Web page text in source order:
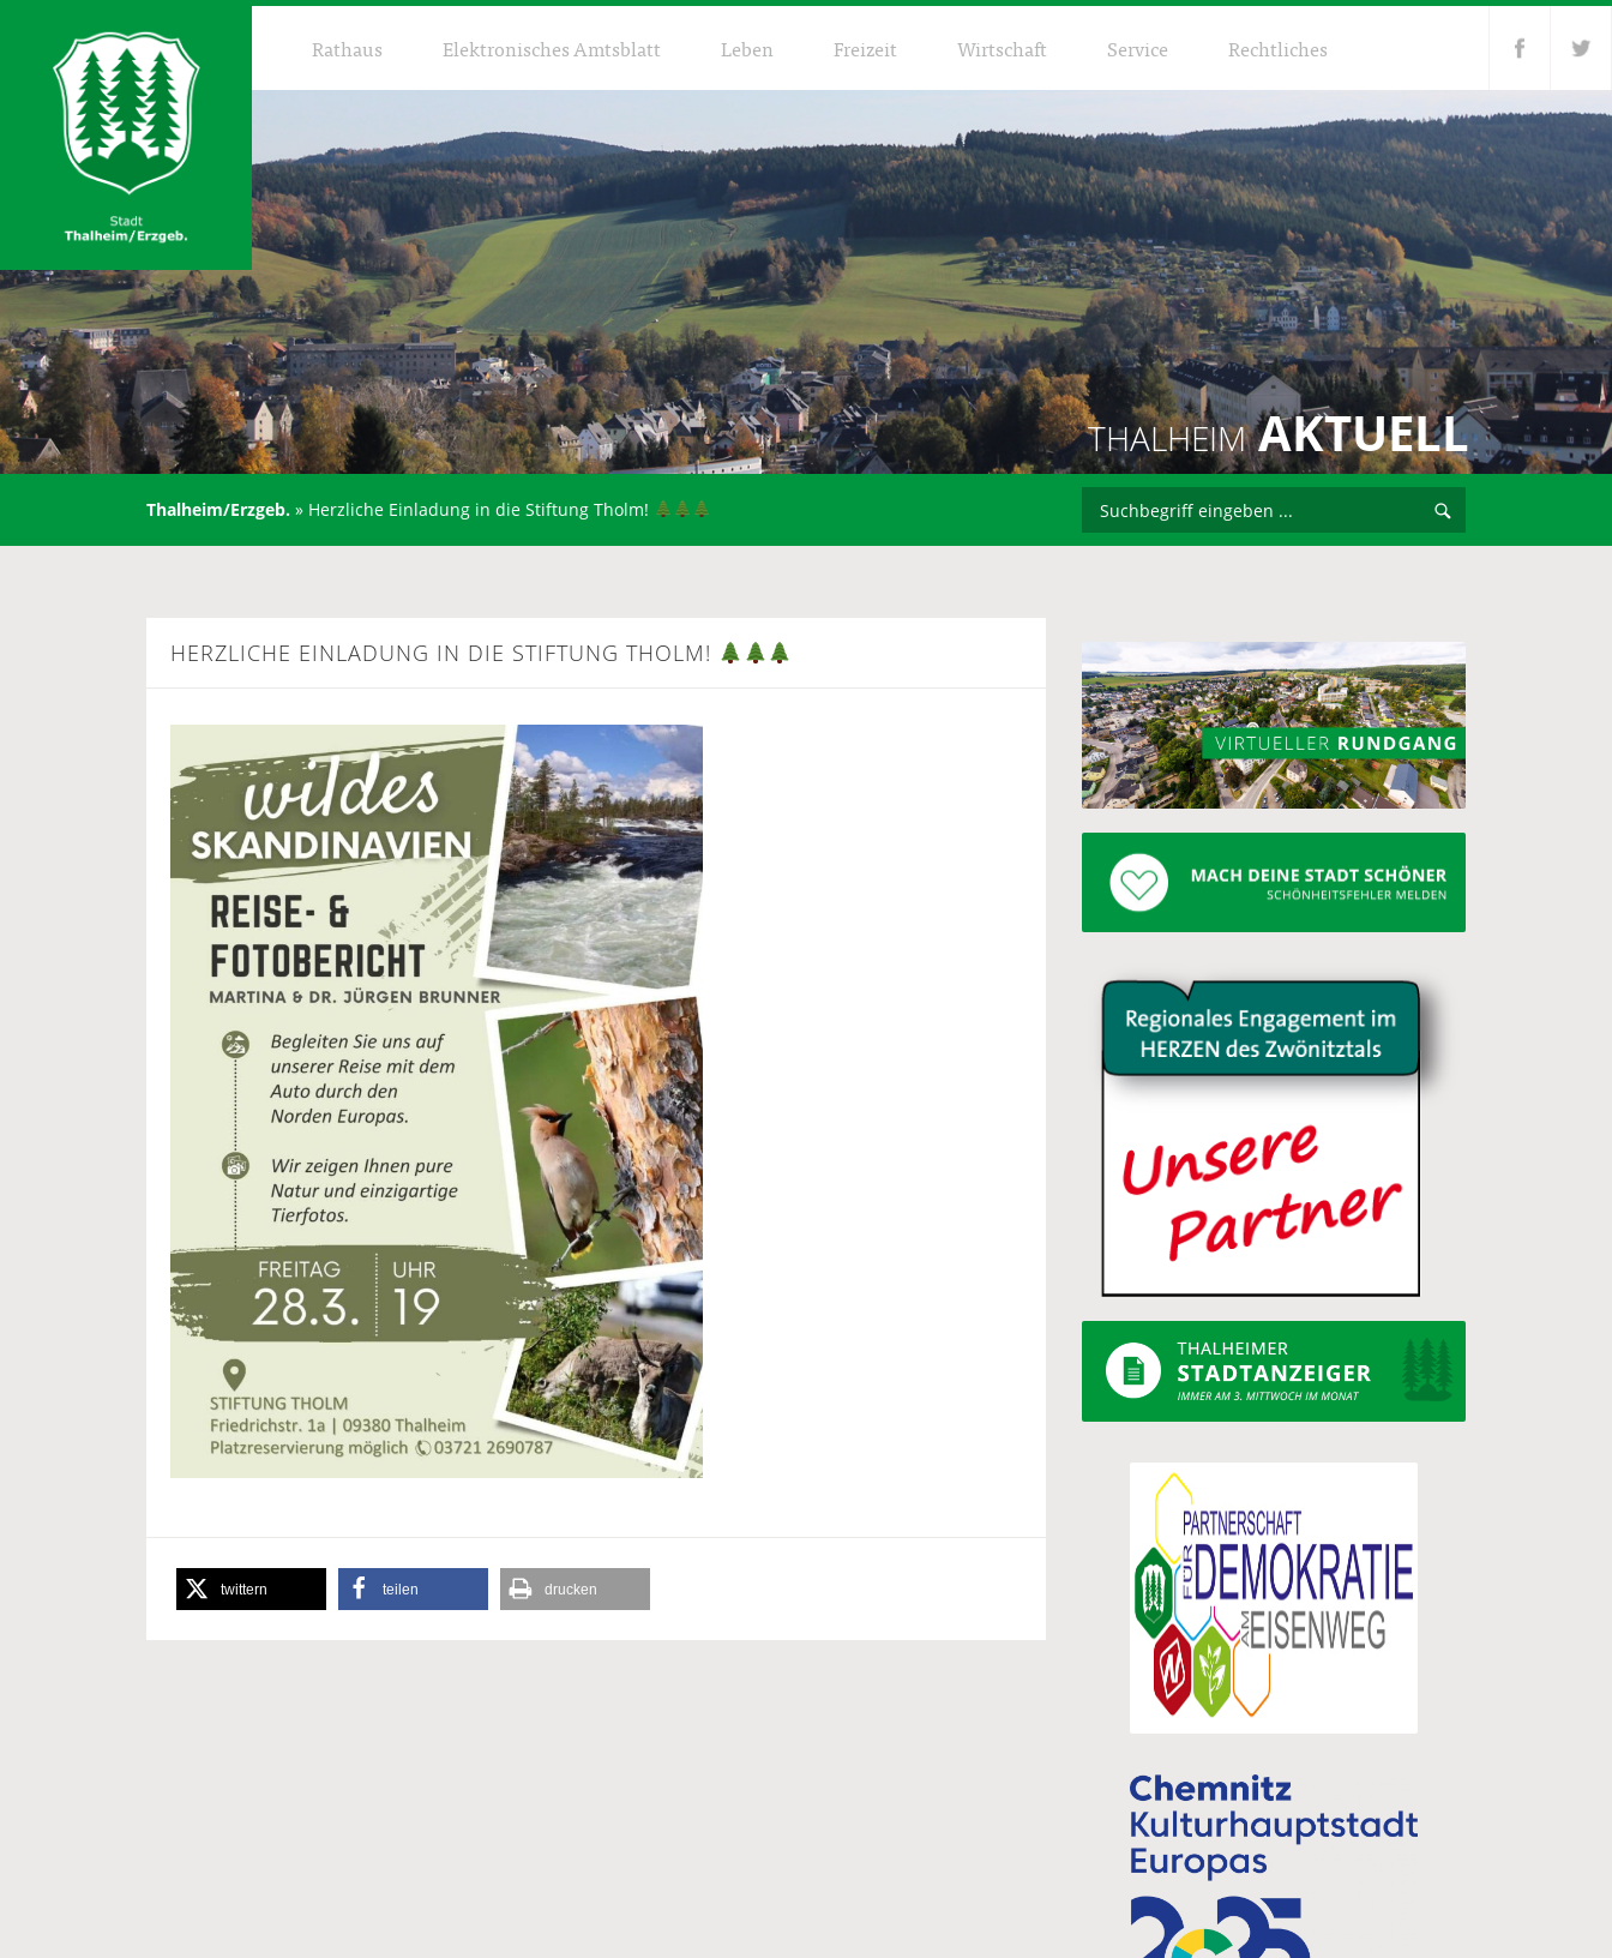
Rathaus Elektronisches Amtsblatt Leben Freizeit Wirtschaft Service Rechtliches
THALHEIMAKTUELL
Thalheim/Erzgeb. » Herzliche Einladung in die Stiftung Tholm!
HERZLICHE EINLADUNG IN DIE STIFTUNG THOLM!
twittern teilen drucken